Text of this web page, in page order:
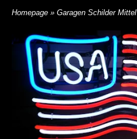
Homepage » Garagen Schilder Mittel